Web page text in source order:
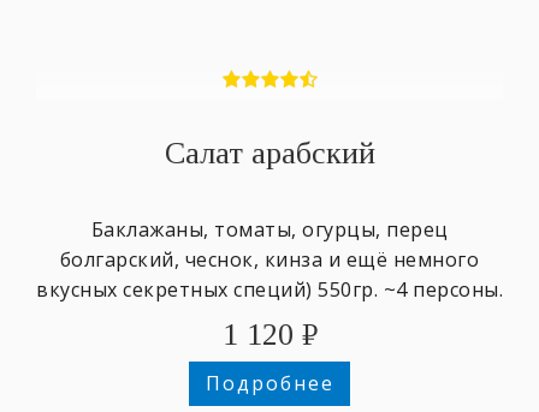
Салат арабский
Баклажаны, томаты, огурцы, перец
болгарский, чеснок, кинза и ещё немного
вкусных секретных специй) 550гр. ~4 персоны.
1 120 ₽
Подробнее